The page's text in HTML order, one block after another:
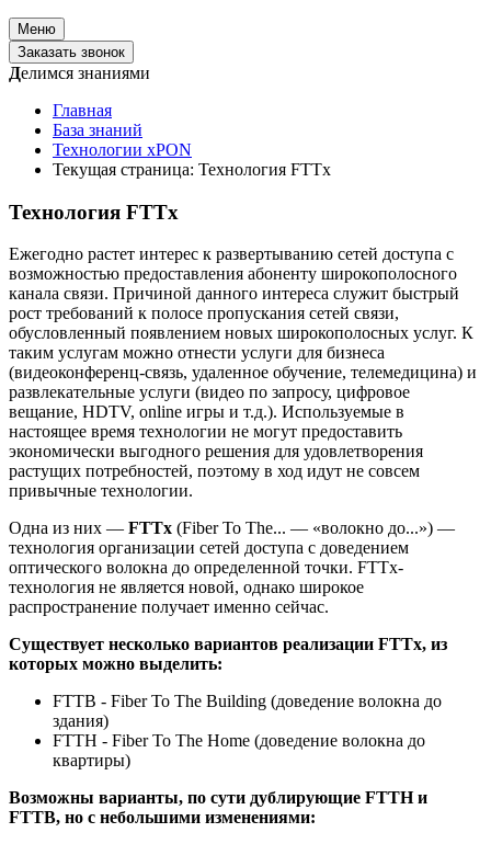
Меню
Заказать звонок
Делимся знаниями
Главная
База знаний
Технологии xPON
Текущая страница: Технология FTTx
Технология FTTx
Ежегодно растет интерес к развертыванию сетей доступа с
возможностью предоставления абоненту широкополосного
канала связи. Причиной данного интереса служит быстрый
рост требований к полосе пропускания сетей связи,
обусловленный появлением новых широкополосных услуг. К
таким услугам можно отнести услуги для бизнеса
(видеоконференц-связь, удаленное обучение, телемедицина) и
развлекательные услуги (видео по запросу, цифровое
вещание, HDTV, online игры и т.д.). Используемые в
настоящее время технологии не могут предоставить
экономически выгодного решения для удовлетворения
растущих потребностей, поэтому в ход идут не совсем
привычные технологии.
Одна из них — FTTx (Fiber To The... — «волокно до...») —
технология организации сетей доступа с доведением
оптического волокна до определенной точки. FTTx-
технология не является новой, однако широкое
распространение получает именно сейчас.
Существует несколько вариантов реализации FTTx, из
которых можно выделить:
FTTB - Fiber To The Building (доведение волокна до
здания)
FTTH - Fiber To The Home (доведение волокна до
квартиры)
Возможны варианты, по сути дублирующие FTTH и
FTTB, но с небольшими изменениями: